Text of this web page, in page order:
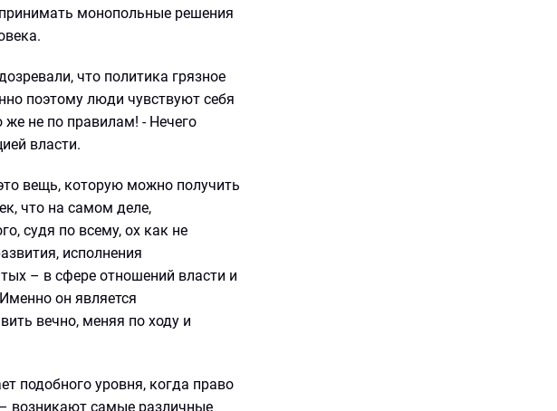
принимать монопольные решения
что политика грязное
поэтому люди чувствуют себя
не по правилам! - Нечего
власти.
вещь, которую можно получить
что на самом деле,
судя по всему, ох как не
исполнения
– в сфере отношений власти и
он является
вечно, меняя по ходу и
подобного уровня, когда право
возникают самые различные